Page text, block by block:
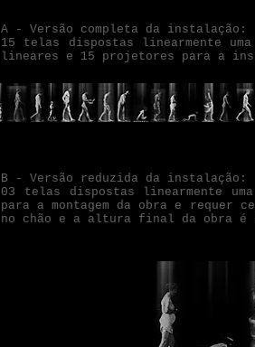
A - Versão completa da instalação:
15 telas dispostas linearmente
lineares e 15 projetores para a
B - Versão reduzida da instalação:
03 telas dispostas linearmente
para a montagem da obra e requer
no chão e a altura final da obra é